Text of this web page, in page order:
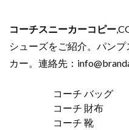
コーチスニーカーコピー
シューズをご紹介。パン
カー。連絡先：
コーチ バッグ
コーチ 財布
コーチ 靴